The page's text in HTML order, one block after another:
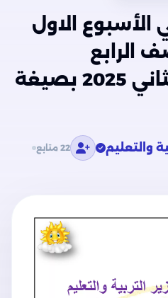
الأسبوع الاول
الرابع
الإبتدائي الترم الثاني 2025 بصيغة
والتعليم 22 متابع